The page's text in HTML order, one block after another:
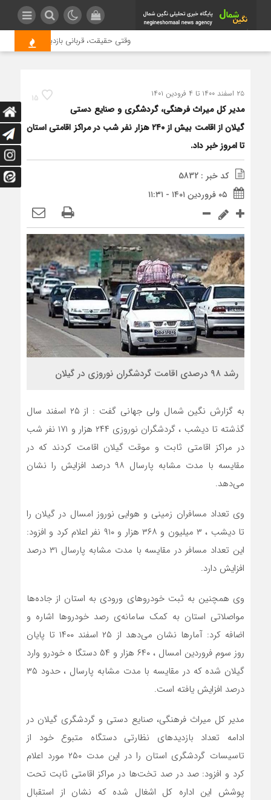
وقتی حقیقت، قربانی بازدید بیشتر می
15 ۲۵ اسفند ۱۴۰۰ تا ۴ فرودین ۱۴۰۱
مدیر کل میراث فرهنگی، گردشگری و صنایع دستی
گیلان از اقامت بیش از ۲۴۰ هزار نفر شب در مراکز اقامتی استان
تا امروز خبر داد.
کد خبر : 5832
۰۵ فروردین ۱۴۰۱ - ۱۱:۳۱
رشد ۹۸ درصدی اقامت گردشگران نوروزی در گیلان
به گزارش نگین شمال ولی جهانی گفت : از ۲۵ اسفند سال
گذشته تا دیشب ، گردشگران نوروزی ۲۴۴ هزار و ۱۷۱ نفر شب
در مراکز اقامتی ثابت و موقت گیلان اقامت کردند که در
مقایسه با مدت مشابه پارسال ۹۸ درصد افزایش را نشان
می‌دهد.
وی تعداد مسافران زمینی و هوایی نوروز امسال در گیلان را
تا دیشب ، ۳ میلیون و ۳۶۸ هزار و ۹۱۰ نفر اعلام کرد و افزود:
این تعداد مسافر در مقایسه با مدت مشابه پارسال ۳۱ درصد
افزایش دارد.
وی همچنین به ثبت خودرو‌های ورودی به استان از جاده‌ها
مواصلاتی استان به کمک سامانه‌ی رصد خودرو‌ها اشاره و
اضافه کرد: آمار‌ها نشان می‌دهد از ۲۵ اسفند ۱۴۰۰ تا پایان
روز سوم فروردین امسال ، ۶۴۰ هزار و ۵۴ دستگا ه خودرو وارد
گیلان شده که در مقایسه با مدت مشابه پارسال ، حدود ۳۵
درصد افزایش یافته است.
مدیر کل میراث فرهنگی، صنایع دستی و گردشگری گیلان در
ادامه تعداد بازدید‌های نظارتی دستگاه متبوع خود از
تاسیسات گردشگری استان را در این مدت ۲۵۰ مورد اعلام
کرد و افزود: صد در صد تخت‌ها در مراکز اقامتی ثابت تحت
پوشش این اداره کل اشغال شده که نشان از استقبال